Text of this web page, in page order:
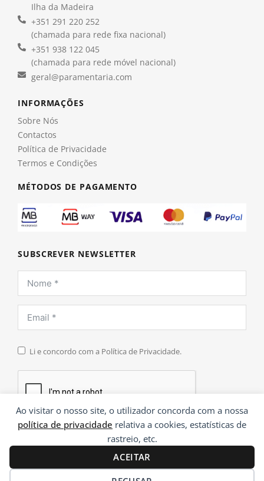
Ao visitar o nosso site, o utilizador concorda com a nossa
política de privacidade relativa a cookies, estatísticas de
rastreio, etc.
ACEITAR
Ilha da Madeira
+351 291 220 252
(chamada para rede fixa nacional)
+351 938 122 045
(chamada para rede móvel nacional)
geral@paramentaria.com
INFORMAÇÕES
Sobre Nós
Contactos
Política de Privacidade
Termos e Condições
MÉTODOS DE PAGAMENTO
SUBSCREVER NEWSLETTER
Li e concordo com a Política de Privacidade.
INSCREVER